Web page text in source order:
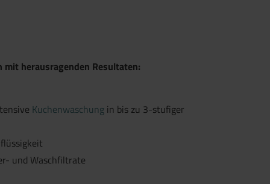
mit herausragenden Resultaten:
Kuchenwaschung in bis zu 3-stufiger
und Waschfiltrate